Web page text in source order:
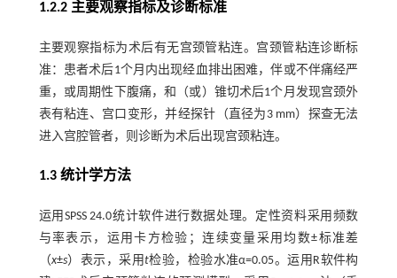
1.2.2 主要观察指标及诊断标准
主要观察指标为术后有无宫颈管粘连。宫颈管粘连诊断标
准：患者术后1个月内出现经血排出困难，伴或不伴痛经严
重，或周期性下腹痛，和（或）锥切术后1个月发现宫颈外
表有粘连、宫口变形，并经探针（直径为3 mm）探查无法
进入宫腔管者，则诊断为术后出现宫颈粘连。
1.3 统计学方法
运用SPSS 24.0统计软件进行数据处理。定性资料采用频数
与率表示，运用卡方检验；连续变量采用均数±标准差
（x±s）表示，采用t检验，检验水准α=0.05。运用R软件构